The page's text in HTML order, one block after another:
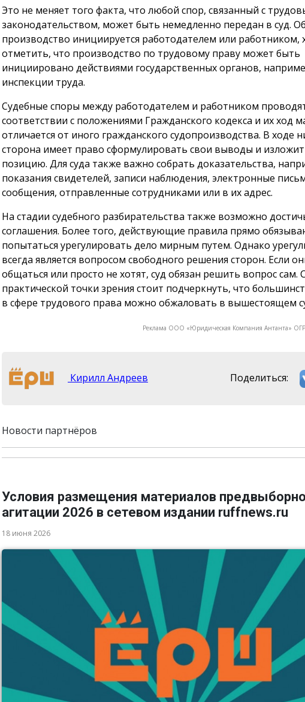
Это не меняет того факта, что любой спор, связанный с
законодательством, может быть немедленно передан в суд.
производство инициируется работодателем или работником,
отметить, что производство по трудовому праву может быть
инициировано действиями государственных органов,
инспекции труда.
Судебные споры между работодателем и работником
соответствии с положениями Гражданского кодекса и их ход
отличается от иного гражданского судопроизводства. В ходе
сторона имеет право сформулировать свои выводы и
позицию. Для суда также важно собрать доказательства,
показания свидетелей, записи наблюдения, электронные
сообщения, отправленные сотрудниками или в их адрес.
На стадии судебного разбирательства также возможно
соглашения. Более того, действующие правила прямо
попытаться урегулировать дело мирным путем. Однако
всегда является вопросом свободного решения сторон. Если
общаться или просто не хотят, суд обязан решить вопрос сам.
практической точки зрения стоит подчеркнуть, что
в сфере трудового права можно обжаловать в вышестоящем
Реклама ООО «Юридическая Компания Антанта»
Кирилл Андреев Поделиться:
Новости партнёров
Условия размещения материалов
агитации 2026 в сетевом издании ruffnews.ru
18 июня 2026